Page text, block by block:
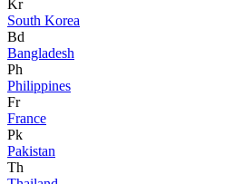
Kr
South Korea
Bd
Bangladesh
Ph
Philippines
Fr
France
Pk
Pakistan
Th